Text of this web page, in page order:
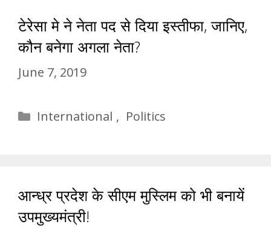
टेरेसा मे ने नेता पद से दिया इस्तीफा, जानिए,
कौन बनेगा अगला नेता?
June 7, 2019
Categories
International , Politics
आन्ध्र प्रदेश के सीएम मुस्लिम को भी बनायें
उपमुख्यमंत्री!